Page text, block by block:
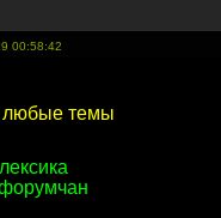
00:58:42
темы